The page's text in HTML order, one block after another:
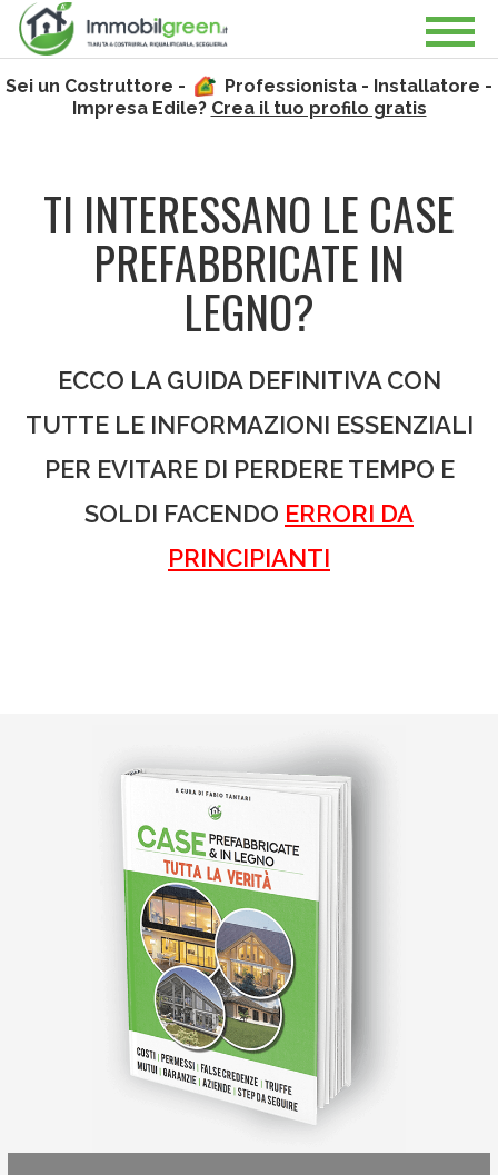
Sei un Costruttore -
Professionista - Installatore -
Impresa Edile? Crea il tuo profilo gratis
TI INTERESSANO LE CASE
PREFABBRICATE IN
LEGNO?
ECCO LA GUIDA DEFINITIVA CON
TUTTE LE INFORMAZIONI ESSENZIALI
PER EVITARE DI PERDERE TEMPO E
SOLDI FACENDO ERRORI DA
PRINCIPIANTI